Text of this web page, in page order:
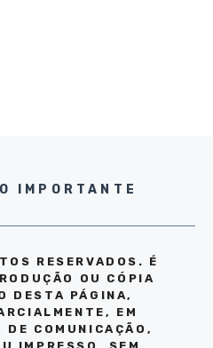
IMPORTANTE
RESERVADOS. É
OU CÓPIA
DESTA PÁGINA,
EM
DE COMUNICAÇÃO,